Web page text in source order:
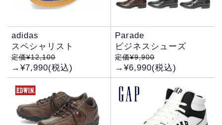
adidas
スペシャリスト
定価¥12,100
→¥7,990(税込)
Parade
ビジネスシューズ
定価¥9,900
→¥6,990(税込)